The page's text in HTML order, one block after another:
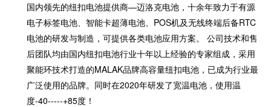
国内领先的纽扣电池提供商—迈洛克电池，十余年致力于有源
电子标签电池、智能卡超薄电池、POS机及无线终端后备RTC
电池的研发与制造，可提供各类电池应用方案。 公司技术和售
后团队均由国内纽扣电池行业十年以上经验的专家组成，采用
聚能环技术打造的MALAK品牌高容量纽扣电池，已成为行业最
广泛使用的品牌。同时在2020年研发了宽温电池，使用温
度-40-----+85度！